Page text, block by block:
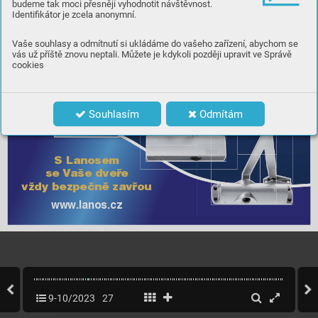
budeme tak moci přesněji vyhodnotit návštěvnost.
Identifikátor je zcela anonymní.
Vaše souhlasy a odmítnutí si ukládáme do vašeho zařízení, abychom se
vás už příště znovu neptali. Můžete je kdykoli později upravit ve Správě
cookies
Souhlasím Odmítám
S Lanosem
se Vaše dveře
vždy bezpečně zavřou
www.lanos.cz
9-10/2023 27